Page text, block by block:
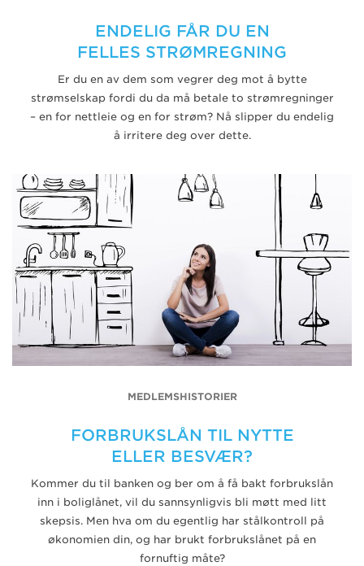
ENDELIG FÅR DU EN
FELLES STRØMREGNING
Er du en av dem som vegrer deg mot å bytte
strømselskap fordi du da må betale to strømregninger
– en for nettleie og en for strøm? Nå slipper du endelig
å irritere deg over dette.
MEDLEMSHISTORIER
FORBRUKSLÅN TIL NYTTE
ELLER BESVÆR?
Kommer du til banken og ber om å få bakt forbrukslån
inn i boliglånet, vil du sannsynligvis bli møtt med litt
skepsis. Men hva om du egentlig har stålkontroll på
økonomien din, og har brukt forbrukslånet på en
fornuftig måte?